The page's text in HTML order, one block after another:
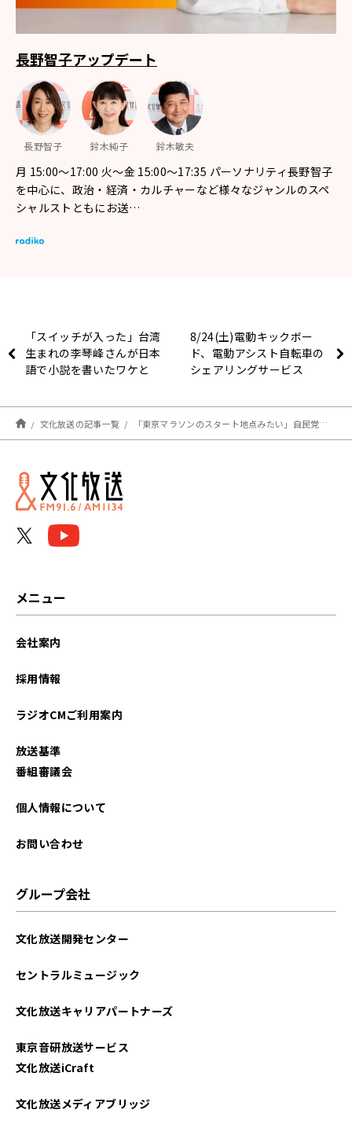
長野智子アップデート
長野智子 鈴木純子 鈴木敏夫
月 15:00～17:00 火～金 15:00～17:35 パーソナリティ長野智子
を中心に、政治・経済・カルチャーなど様々なジャンルのスペ
シャルストともにお送…
「スイッチが入った」台湾
生まれの李琴峰さんが日本
語で小説を書いたワケと
8/24(土)電動キックボー
ド、電動アシスト自転車の
シェアリングサービス
信五くんと経済クン』
文化放送の記事一覧 「東京マラソンのスタート地点みたい」自民党総裁選、顔ぶれにも様々なタイプが？
メニュー
会社案内
採用情報
ラジオCMご利用案内
放送基準
番組審議会
個人情報について
お問い合わせ
グループ会社
文化放送開発センター
セントラルミュージック
文化放送キャリアパートナーズ
東京音研放送サービス
文化放送iCraft
文化放送メディアブリッジ